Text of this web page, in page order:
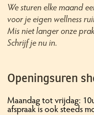
We sturen elke maand
voor je eigen wellness
Mis niet langer onze
Schrijf je nu in.
Openingsuren
Maandag tot vrijdag:
afspraak is ook steeds